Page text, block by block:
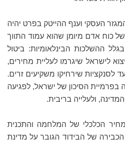
העסקי וענף ההייטק בפרט יהיה
כוח אדם מיומן שהוא עמוד התווך
ההשלכות הבינלאומיות: ביטול
לישראל שיגרמו לעליית מחירים,
לסנקציות שירחיקו משקיעים זרים.
בפרמיית הסיכון של ישראל, לפגיעה
ולעלייה בריבית.
הכלכלי של המלחמה והתכנית
של הבידוד הגובר על מדינת